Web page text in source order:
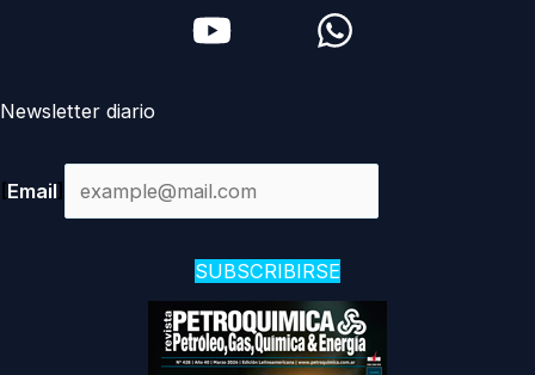
Newsletter diario
[Email]
SUBSCRIBIRSE